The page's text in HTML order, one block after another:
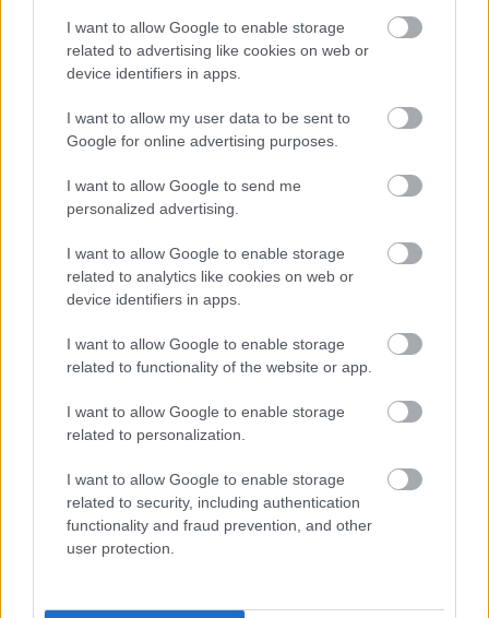
I want to allow Google to enable storage
related to advertising like cookies on web or
device identifiers in apps.
I want to allow my user data to be sent to
Google for online advertising purposes.
I want to allow Google to send me
personalized advertising.
I want to allow Google to enable storage
related to analytics like cookies on web or
device identifiers in apps.
I want to allow Google to enable storage
related to functionality of the website or app.
I want to allow Google to enable storage
related to personalization.
I want to allow Google to enable storage
related to security, including authentication
functionality and fraud prevention, and other
user protection.
A lap információi szerint a rendőrség a cikk
megjelenése utáni első munkanapon
azt az állatorvost is, aki kioperálta a golyót az
állat fejéből.
Ovádi a közösségi oldalán azt írta a szelfizés
„a rendőrség kulcsszereplője az
állatvédelmi ügyeknek” , ezért járt az ORFK-n, és
köszöni a munkájukat. Konkrétumokat nem írt
arról, hogy miről egyeztetett a rendőrökkel, ezért
a HVG rákérdezett erre, ahogy a látogatásának
időzítésére is. A lap arra is kíváncsi volt, mi a
véleménye a feltárt esetről, a rendőrségi
ügyészség is az eljárás folytatását rendelte el a
kiskutya ügyében.
emlegetett a válaszában, ami szerint